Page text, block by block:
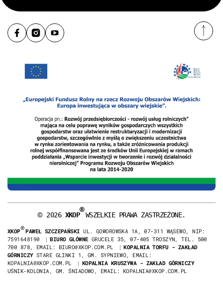
©2026 XKOP
®
WSZELKIE PRAWA ZASTRZEŻONE.
XKOP
® PAWEŁ SZCZEPAŃSKI UL. GOWOROWSKA 1A, 07-311 WĄSEWO, NIP:
7591648190
| BIURO GŁÓWNE GRUCELE 35, 07-405 TROSZYN, TEL. 500
700 878, EMAIL: BIURO@XKOP.COM.PL
| KOPALNIA TORFU - ZAKŁAD
GÓRNICZYSTARE GLINKI 1, GM. SYPNIEWO, EMAIL:
KOPALNIA@XKOP.COM.PL
| KOPALNIA KRUSZYWA - ZAKŁAD GÓRNICZY
UŚNIK-KOLONIA, GM. ŚNIADOWO, EMAIL: KOPALNIA@XKOP.COM.PL